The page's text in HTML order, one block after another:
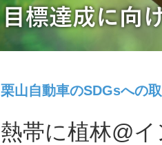
栗山自動車のSDGsへの
熱帯に植林@